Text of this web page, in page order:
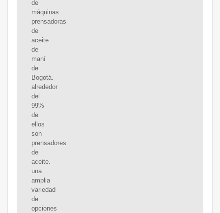
de
máquinas
prensadoras
de
aceite
de
maní
de
Bogotá.
alrededor
del
99%
de
ellos
son
prensadores
de
aceite.
una
amplia
variedad
de
opciones